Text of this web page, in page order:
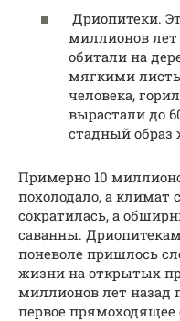
Дриопитеки.
миллионов лет
обитали на
мягкими
человека,
вырастали до
стадный образ
Примерно 10
похолодало, а климат
сократилась, а
саванны.
поневоле пришлось
жизни на открытых
миллионов лет назад
первое